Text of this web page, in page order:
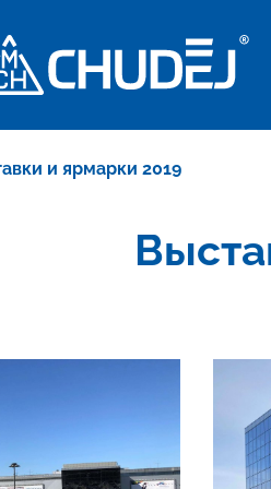
и ярмарки 2019